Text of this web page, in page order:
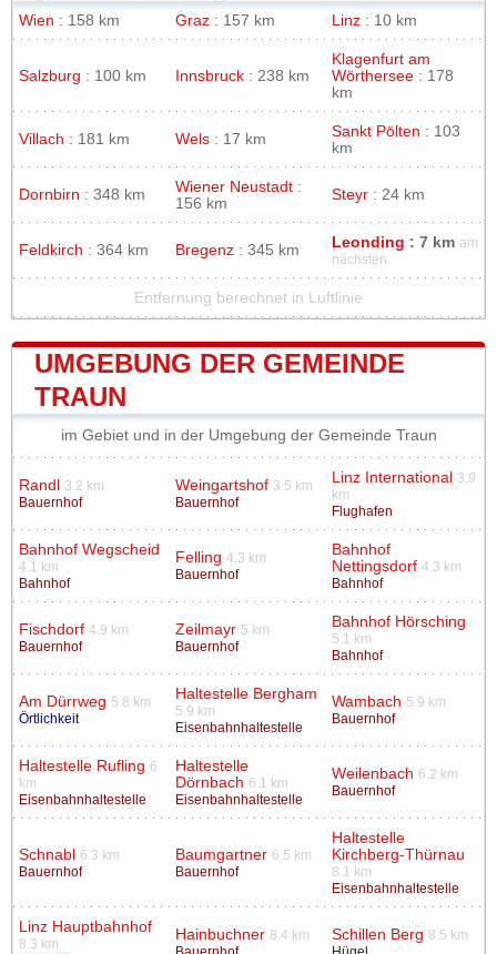
Wien : 158 km Graz : 157 km Linz : 10 km
Salzburg : 100 km Innsbruck : 238 km
Klagenfurt am
Wörthersee : 178
km
Villach : 181 km Wels : 17 km Sankt Pölten : 103
km
Dornbirn : 348 km Wiener Neustadt :
156 km
Steyr : 24 km
Feldkirch : 364 km Bregenz : 345 km Leonding : 7 km am
nächsten
Entfernung berechnet in Luftlinie
UMGEBUNG DER GEMEINDE
TRAUN
im Gebiet und in der Umgebung der Gemeinde Traun
Randl 3.2 km
Bauernhof
Weingartshof 3.5 km
Bauernhof
Linz International 3.9
km
Flughafen
Bahnhof Wegscheid
4.1 km
Bahnhof
Felling 4.3 km
Bauernhof
Bahnhof
Nettingsdorf 4.3 km
Bahnhof
Fischdorf 4.9 km
Bauernhof
Zeilmayr 5 km
Bauernhof
Bahnhof Hörsching
5.1 km
Bahnhof
Am Dürrweg 5.8 km
Örtlichkeit
Haltestelle Bergham
5.9 km
Eisenbahnhaltestelle
Wambach 5.9 km
Bauernhof
Haltestelle Rufling 6
km
Eisenbahnhaltestelle
Haltestelle
Dörnbach 6.1 km
Eisenbahnhaltestelle
Weilenbach 6.2 km
Bauernhof
Schnabl 6.3 km
Bauernhof
Baumgartner 6.5 km
Bauernhof
Haltestelle
Kirchberg-Thürnau
8.1 km
Eisenbahnhaltestelle
Linz Hauptbahnhof
8.3 km
Hainbuchner 8.4 km
Bauernhof
Schillen Berg 8.5 km
Hügel